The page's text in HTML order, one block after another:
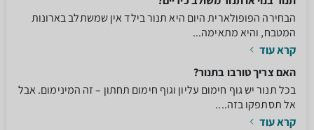
הבחירה הפופולארית היום היא תנור בילד אין שמשתלב בארונות
המטבח, והיא מתאימה...
קרא עוד
האם צריך טורבו בתנור?
בכל תנור יש גוף חימום עליון וגוף חימום תחתון – זה המינימום. אבל
אל תסתפקו בזה....
קרא עוד